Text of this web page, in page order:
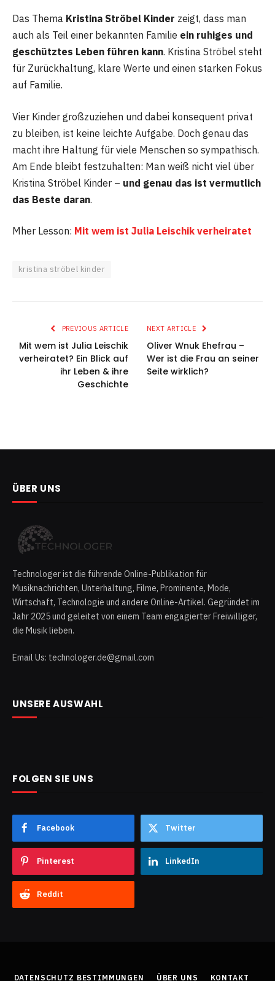
Das Thema Kristina Ströbel Kinder zeigt, dass man
auch als Teil einer bekannten Familie ein ruhiges und
geschütztes Leben führen kann. Kristina Ströbel steht
für Zurückhaltung, klare Werte und einen starken Fokus
auf Familie.
Vier Kinder großzuziehen und dabei konsequent privat
zu bleiben, ist keine leichte Aufgabe. Doch genau das
macht ihre Haltung für viele Menschen so sympathisch.
Am Ende bleibt festzuhalten: Man weiß nicht viel über
Kristina Ströbel Kinder – und genau das ist vermutlich
das Beste daran.
Mher Lesson: Mit wem ist Julia Leischik verheiratet
kristina ströbel kinder
PREVIOUS ARTICLE
Mit wem ist Julia Leischik
verheiratet? Ein Blick auf
ihr Leben & ihre
Geschichte
NEXT ARTICLE
Oliver Wnuk Ehefrau –
Wer ist die Frau an seiner
Seite wirklich?
ÜBER UNS
Technologer ist die führende Online-Publikation für
Musiknachrichten, Unterhaltung, Filme, Prominente, Mode,
Wirtschaft, Technologie und andere Online-Artikel. Gegründet im
Jahr 2025 und geleitet von einem Team engagierter Freiwilliger,
die Musik lieben.
Email Us: technologer.de@gmail.com
UNSERE AUSWAHL
FOLGEN SIE UNS
Facebook Twitter
Pinterest LinkedIn
Reddit
DATENSCHUTZ BESTIMMUNGEN ÜBER UNS KONTAKT